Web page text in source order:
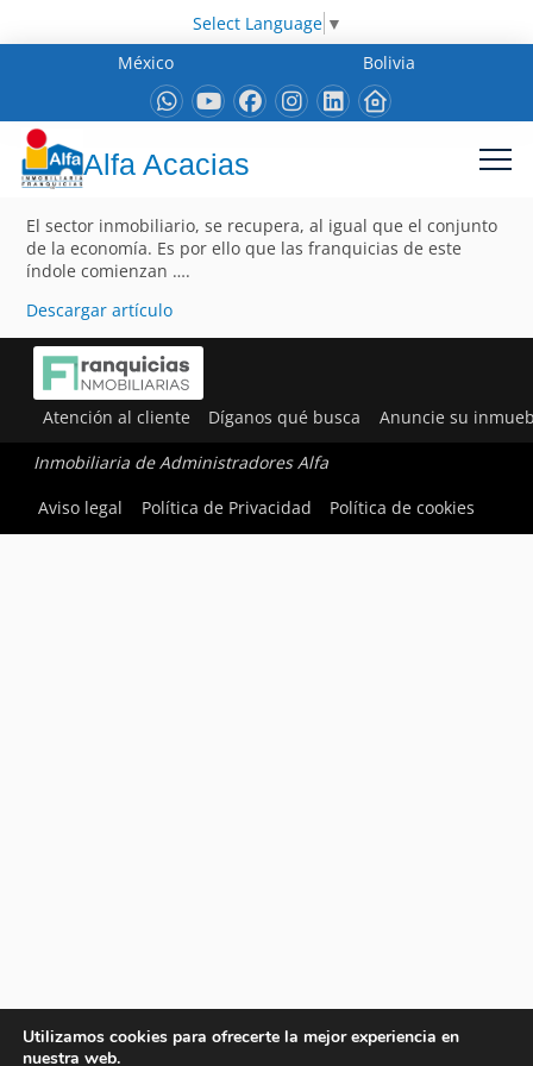
Select Language ▼
México
Bolivia
Alfa Acacias
El sector inmobiliario, se recupera, al igual que el conjunto
de la economía. Es por ello que las franquicias de este
índole comienzan ….
Descargar artículo
Atención al cliente Díganos qué busca Anuncie su
Inmobiliaria de Administradores Alfa
Aviso legal
Política de Privacidad Política de cookies
Utilizamos cookies para ofrecerte la mejor experiencia en
nuestra web.